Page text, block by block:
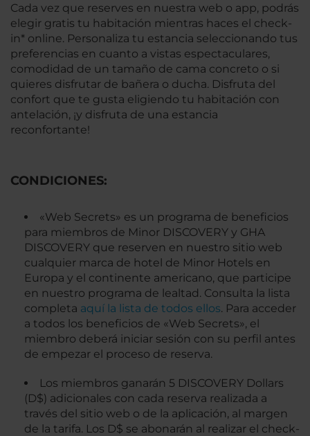
Cada vez que reserves en nuestra web o app, podrás
elegir gratis tu habitación mientras haces el check-
in* online. Personaliza tu estancia seleccionando tus
preferencias en cuanto a vistas espectaculares,
comodidad de un tamaño de cama concreto o si
quieres disfrutar de bañera o ducha. Disfruta del
confort que te gusta eligiendo tu habitación con
antelación, ¡y disfruta de una estancia
reconfortante!
CONDICIONES:
«Web Secrets» es un programa de beneficios
para miembros de Minor DISCOVERY y GHA
DISCOVERY que reserven en nuestro sitio web
cualquier marca de hotel de Minor Hotels en
Europa y el continente americano, que participe
en nuestro programa de lealtad. Consulta la lista
completa aquí la lista de todos ellos. Para acceder
a todos los beneficios de «Web Secrets», el
miembro deberá iniciar sesión con su perfil antes
de empezar el proceso de reserva.
Los miembros ganarán 5 DISCOVERY Dollars
(D$) adicionales con cada reserva realizada a
través del sitio web o de la aplicación, al margen
de la tarifa. Los D$ se abonarán al realizar el check-